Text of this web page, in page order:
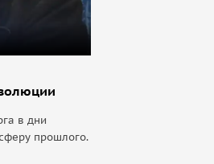
в дни
прошлого.